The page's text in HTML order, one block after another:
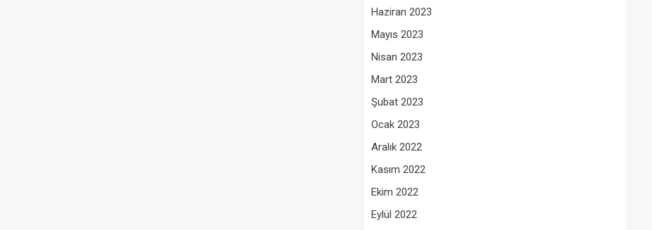
Haziran 2023
Mayıs 2023
Nisan 2023
Mart 2023
Şubat 2023
Ocak 2023
Aralık 2022
Kasım 2022
Ekim 2022
Eylül 2022